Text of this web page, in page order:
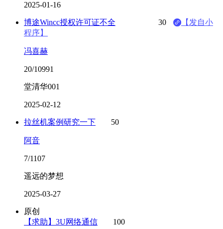
2025-01-16
博途Wincc授权许可证不全 30
【发自小
程序】
冯喜赫
20/10991
堂清华001
2025-02-12
拉丝机案例研究一下 50
阿音
7/1107
遥远的梦想
2025-03-27
原创
【求助】3U网络通信
100